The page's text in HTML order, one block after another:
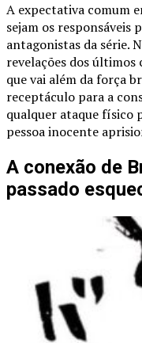
A expectativa comum
sejam os responsáveis
antagonistas da série.
revelações dos
que vai além da força
receptáculo para a
qualquer ataque físico
pessoa inocente
A conexão de
passado